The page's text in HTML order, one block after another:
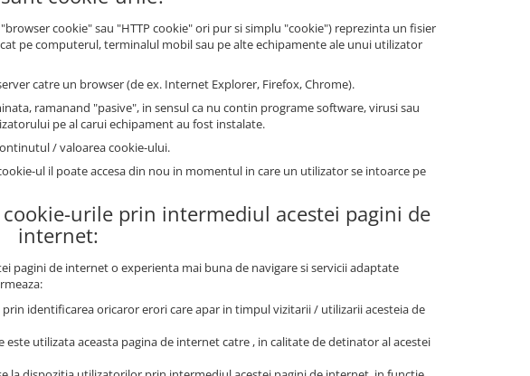
cookie" sau "HTTP cookie" ori pur si simplu "cookie") reprezinta un fisier
pe computerul, terminalul mobil sau pe alte echipamente ale unui utilizator
catre un browser (de ex. Internet Explorer, Firefox, Chrome).
ramanand "pasive", in sensul ca nu contin programe software, virusi sau
pe al carui echipament au fost instalate.
/ valoarea cookie-ului.
ul il poate accesa din nou in momentul in care un utilizator se intoarce pe
urile prin intermediul acestei pagini de
internet:
pagini de internet o experienta mai buna de navigare si servicii adaptate
identificarea oricaror erori care apar in timpul vizitarii / utilizarii acesteia de
utilizata aceasta pagina de internet catre , in calitate de detinator al acestei